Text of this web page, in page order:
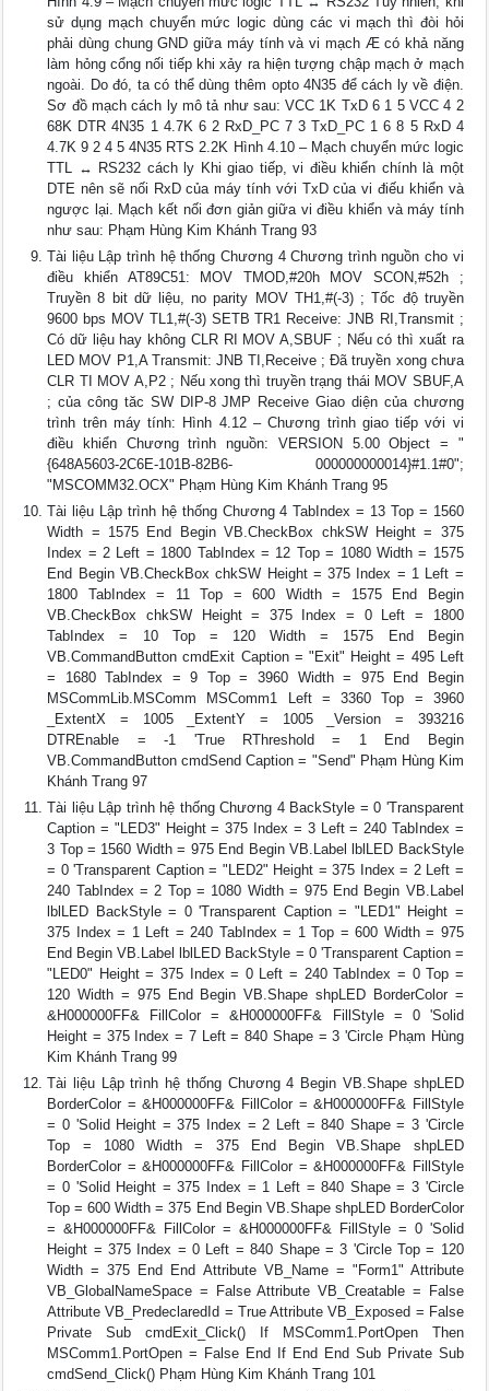
sử dụng mạch chuyển mức logic dùng các vi mạch thì đòi hỏi
phải dùng chung GND giữa máy tính và vi mạch Æ có khả năng
làm hỏng cổng nối tiếp khi xảy ra hiện tượng chập mạch ở mạch
ngoài. Do đó, ta có thể dùng thêm opto 4N35 để cách ly về điện.
Sơ đồ mạch cách ly mô tả như sau: VCC 1K TxD 6 1 5 VCC 4 2
68K DTR 4N35 1 4.7K 6 2 RxD_PC 7 3 TxD_PC 1 6 8 5 RxD 4
4.7K 9 2 4 5 4N35 RTS 2.2K Hình 4.10 – Mạch chuyển mức logic
TTL ↔ RS232 cách ly Khi giao tiếp, vi điều khiển chính là một
DTE nên sẽ nối RxD của máy tính với TxD của vi điếu khiển và
ngược lại. Mạch kết nối đơn giản giữa vi điều khiển và máy tính
như sau: Phạm Hùng Kim Khánh Trang 93
Tài liệu Lập trình hệ thống Chương 4 Chương trình nguồn cho vi
điều khiển AT89C51: MOV TMOD,#20h MOV SCON,#52h ;
Truyền 8 bit dữ liệu, no parity MOV TH1,#(-3) ; Tốc độ truyền
9600 bps MOV TL1,#(-3) SETB TR1 Receive: JNB RI,Transmit ;
Có dữ liệu hay không CLR RI MOV A,SBUF ; Nếu có thì xuất ra
LED MOV P1,A Transmit: JNB TI,Receive ; Đã truyền xong chưa
CLR TI MOV A,P2 ; Nếu xong thì truyền trạng thái MOV SBUF,A
; của công tăc SW DIP-8 JMP Receive Giao diện của chương
trình trên máy tính: Hình 4.12 – Chương trình giao tiếp với vi
điều khiển Chương trình nguồn: VERSION 5.00 Object = "
{648A5603-2C6E-101B-82B6- 000000000014}#1.1#0";
"MSCOMM32.OCX" Phạm Hùng Kim Khánh Trang 95
Tài liệu Lập trình hệ thống Chương 4 TabIndex = 13 Top = 1560
Width = 1575 End Begin VB.CheckBox chkSW Height = 375
Index = 2 Left = 1800 TabIndex = 12 Top = 1080 Width = 1575
End Begin VB.CheckBox chkSW Height = 375 Index = 1 Left =
1800 TabIndex = 11 Top = 600 Width = 1575 End Begin
VB.CheckBox chkSW Height = 375 Index = 0 Left = 1800
TabIndex = 10 Top = 120 Width = 1575 End Begin
VB.CommandButton cmdExit Caption = "Exit" Height = 495 Left
= 1680 TabIndex = 9 Top = 3960 Width = 975 End Begin
MSCommLib.MSComm MSComm1 Left = 3360 Top = 3960
_ExtentX = 1005 _ExtentY = 1005 _Version = 393216
DTREnable = -1 'True RThreshold = 1 End Begin
VB.CommandButton cmdSend Caption = "Send" Phạm Hùng Kim
Khánh Trang 97
Tài liệu Lập trình hệ thống Chương 4 BackStyle = 0 'Transparent
Caption = "LED3" Height = 375 Index = 3 Left = 240 TabIndex =
3 Top = 1560 Width = 975 End Begin VB.Label lblLED BackStyle
= 0 'Transparent Caption = "LED2" Height = 375 Index = 2 Left =
240 TabIndex = 2 Top = 1080 Width = 975 End Begin VB.Label
lblLED BackStyle = 0 'Transparent Caption = "LED1" Height =
375 Index = 1 Left = 240 TabIndex = 1 Top = 600 Width = 975
End Begin VB.Label lblLED BackStyle = 0 'Transparent Caption =
"LED0" Height = 375 Index = 0 Left = 240 TabIndex = 0 Top =
120 Width = 975 End Begin VB.Shape shpLED BorderColor =
&H000000FF& FillColor = &H000000FF& FillStyle = 0 'Solid
Height = 375 Index = 7 Left = 840 Shape = 3 'Circle Phạm Hùng
Kim Khánh Trang 99
Tài liệu Lập trình hệ thống Chương 4 Begin VB.Shape shpLED
BorderColor = &H000000FF& FillColor = &H000000FF& FillStyle
= 0 'Solid Height = 375 Index = 2 Left = 840 Shape = 3 'Circle
Top = 1080 Width = 375 End Begin VB.Shape shpLED
BorderColor = &H000000FF& FillColor = &H000000FF& FillStyle
= 0 'Solid Height = 375 Index = 1 Left = 840 Shape = 3 'Circle
Top = 600 Width = 375 End Begin VB.Shape shpLED BorderColor
= &H000000FF& FillColor = &H000000FF& FillStyle = 0 'Solid
Height = 375 Index = 0 Left = 840 Shape = 3 'Circle Top = 120
Width = 375 End End Attribute VB_Name = "Form1" Attribute
VB_GlobalNameSpace = False Attribute VB_Creatable = False
Attribute VB_PredeclaredId = True Attribute VB_Exposed = False
Private Sub cmdExit_Click() If MSComm1.PortOpen Then
MSComm1.PortOpen = False End If End End Sub Private Sub
cmdSend_Click() Phạm Hùng Kim Khánh Trang 101